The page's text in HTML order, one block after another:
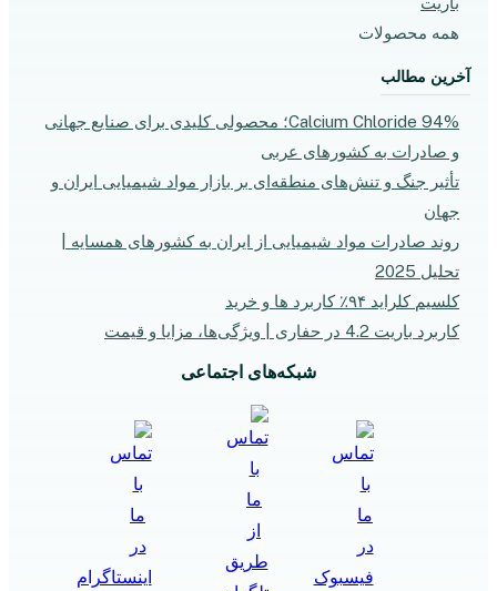
همه محصولات
آخرین مطالب
Calcium Chloride 94%؛ محصولی کلیدی برای صنایع جهانی
و صادرات به کشورهای عربی
تأثیر جنگ و تنش‌های منطقه‌ای بر بازار مواد شیمیایی ایران و
جهان
روند صادرات مواد شیمیایی از ایران به کشورهای همسایه |
تحلیل 2025
کلسیم کلراید ۹۴٪ کاربرد ها و خرید
کاربرد باریت 4.2 در حفاری | ویژگی‌ها، مزایا و قیمت
شبکه‌های اجتماعی